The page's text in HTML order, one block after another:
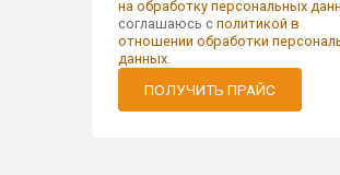
на обработку персональных
соглашаюсь сполитикой в
отношении обработки
данных.
ПОЛУЧИТЬ ПРАЙС